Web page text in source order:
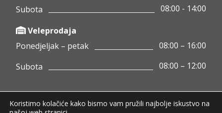
Subota
08:00 - 14:00
Veleprodaja
Ponedjeljak – petak
08:00 – 16:00
Subota
08:00 – 12:00
Koristimo kolačiće kako bismo vam pružili najbolje iskustvo na